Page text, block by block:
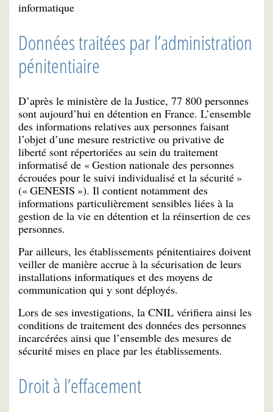
informatique
Données traitées par l’administration
pénitentiaire
D’après le ministère de la Justice, 77 800 personnes
sont aujourd’hui en détention en France. L’ensemble
des informations relatives aux personnes faisant
l’objet d’une mesure restrictive ou privative de
liberté sont répertoriées au sein du traitement
informatisé de « Gestion nationale des personnes
écrouées pour le suivi individualisé et la sécurité »
(« GENESIS »). Il contient notamment des
informations particulièrement sensibles liées à la
gestion de la vie en détention et la réinsertion de ces
personnes.
Par ailleurs, les établissements pénitentiaires doivent
veiller de manière accrue à la sécurisation de leurs
installations informatiques et des moyens de
communication qui y sont déployés.
Lors de ses investigations, la CNIL vérifiera ainsi les
conditions de traitement des données des personnes
incarcérées ainsi que l’ensemble des mesures de
sécurité mises en place par les établissements.
Droit à l’effacement